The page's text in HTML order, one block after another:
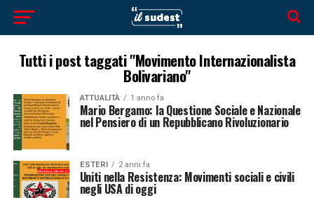
Tutti i post taggati "Movimento Internazionalista
Bolivariano"
ATTUALITÀ 1 anno fa
Mario Bergamo: la Questione Sociale e Nazionale
nel Pensiero di un Repubblicano Rivoluzionario
ESTERI 2 anni fa
Uniti nella Resistenza: Movimenti sociali e civili
negli USA di oggi